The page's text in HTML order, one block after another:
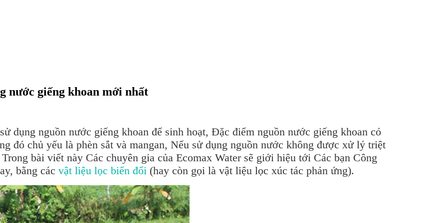
nước giếng khoan mới nhất
dụng nguồn nước giếng khoan để sinh hoạt, Đặc điểm nguồn nước giếng khoan có
đó chủ yếu là phèn sắt và mangan, Nếu sử dụng nguồn nước không được xử lý triệt
bài viết này Các chuyên gia của Ecomax Water sẽ giới hiệu tới Các bạn Công
bằng các vật liệu lọc biến đổi (hay còn gọi là vật liệu lọc xúc tác phản ứng).